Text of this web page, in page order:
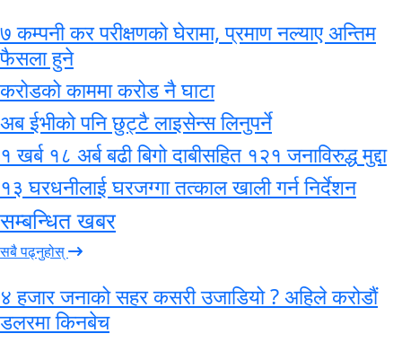
७ कम्पनी कर परीक्षणको घेरामा, प्रमाण नल्याए अन्तिम
फैसला हुने
करोडको काममा करोड नै घाटा
अब ईभीको पनि छुट्टै लाइसेन्स लिनुपर्ने
१ खर्ब १८ अर्ब बढी बिगो दाबीसहित १२१ जनाविरुद्ध मुद्दा
१३ घरधनीलाई घरजग्गा तत्काल खाली गर्न निर्देशन
सम्बन्धित खबर
सबै पढ्नुहोस्
४ हजार जनाको सहर कसरी उजाडियो ? अहिले करोडाैं
डलरमा किनबेच